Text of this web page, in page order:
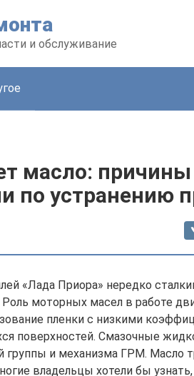
и обслуживание
масло: причины
по устранению
«Лада Приора» нередко
моторных масел в работе
пленки с низкими
поверхностей. Смазочные
и механизма ГРМ. Масло
владельцы хотели бы